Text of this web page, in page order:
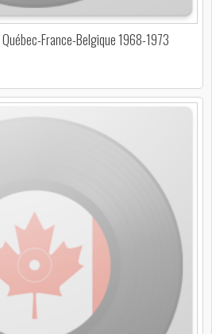
France-Belgique 1968-1973